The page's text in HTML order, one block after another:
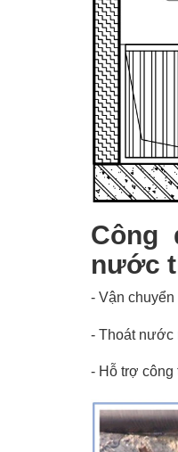
Công
nước
- Vận
- Thoát nước
- Hỗ trợ công